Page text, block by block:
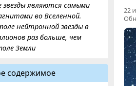
22
являются самыми
во Вселенной.
нейтронной звезды в
раз больше, чем
Земли
содержимое